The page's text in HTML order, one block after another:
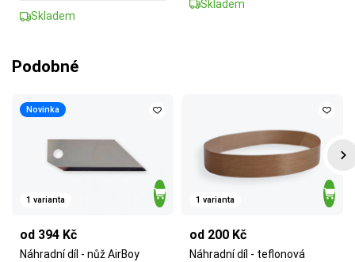
Skladem
Skladem
Podobné
Novinka
1 varianta
od 394 Kč
Náhradní díl - nůž AirBoy
1 varianta
od 200 Kč
Náhradní díl - teflonová